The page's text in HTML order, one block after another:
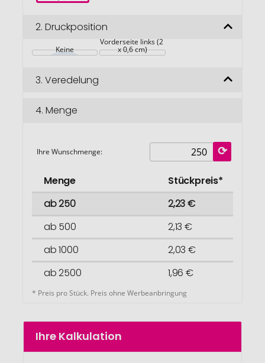
2. Druckposition
Keine
Vorderseite links (2
x 0,6 cm)
3. Veredelung
4. Menge
Ihre Wunschmenge:
Menge
Stückpreis*
ab 250
2,23 €
ab 500
2,13 €
ab 1000
2,03 €
ab 2500
1,96 €
* Preis pro Stück. Preis ohne Werbeanbringung
Ihre Kalkulation